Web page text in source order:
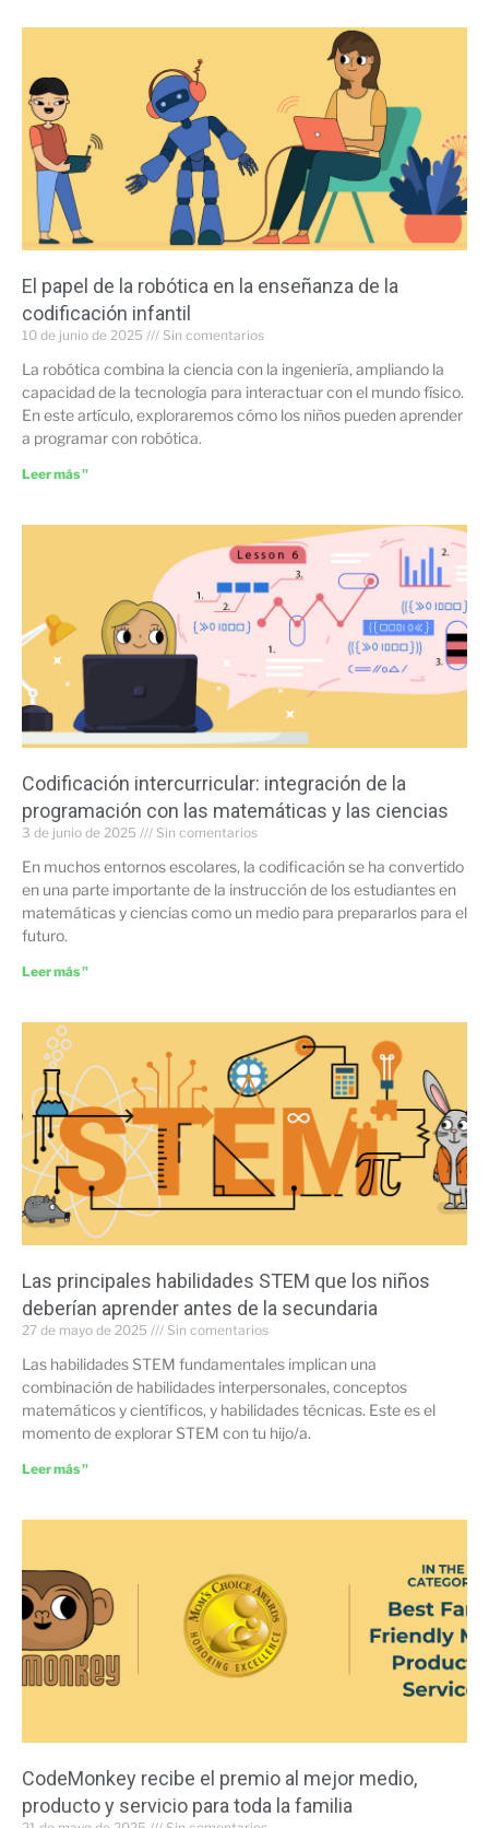
El papel de la robótica en la enseñanza de la
codificación infantil
10 de junio de 2025 Sin comentarios
La robótica combina la ciencia con la ingeniería, ampliando la
capacidad de la tecnología para interactuar con el mundo físico.
En este artículo, exploraremos cómo los niños pueden aprender
a programar con robótica.
Leer más "
Codificación intercurricular: integración de la
programación con las matemáticas y las ciencias
3 de junio de 2025 Sin comentarios
En muchos entornos escolares, la codificación se ha convertido
en una parte importante de la instrucción de los estudiantes en
matemáticas y ciencias como un medio para prepararlos para el
futuro.
Leer más "
Las principales habilidades STEM que los niños
deberían aprender antes de la secundaria
27 de mayo de 2025 Sin comentarios
Las habilidades STEM fundamentales implican una
combinación de habilidades interpersonales, conceptos
matemáticos y científicos, y habilidades técnicas. Este es el
momento de explorar STEM con tu hijo/a.
Leer más "
CodeMonkey recibe el premio al mejor medio,
producto y servicio para toda la familia